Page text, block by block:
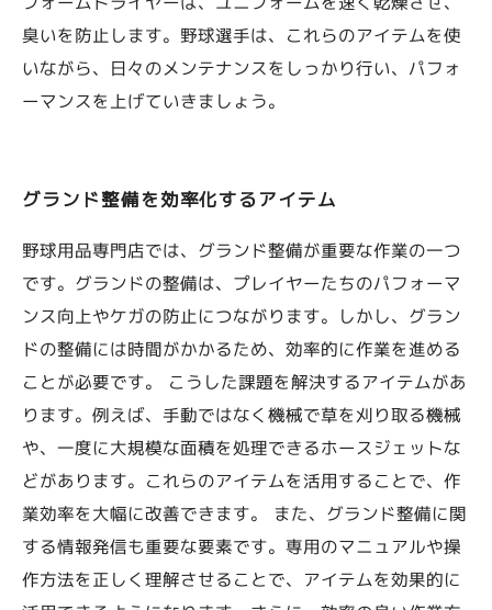
臭いを防止します。野球選手は、これらのアイテムを使
いながら、日々のメンテナンスをしっかり行い、パフォ
ーマンスを上げていきましょう。
グランド整備を効率化するアイテム
野球用品専門店では、グランド整備が重要な作業の一つ
です。グランドの整備は、プレイヤーたちのパフォーマ
ンス向上やケガの防止につながります。しかし、グラン
ドの整備には時間がかかるため、効率的に作業を進める
ことが必要です。 こうした課題を解決するアイテムがあ
ります。例えば、手動ではなく機械で草を刈り取る機械
や、一度に大規模な面積を処理できるホースジェットな
どがあります。これらのアイテムを活用することで、作
業効率を大幅に改善できます。 また、グランド整備に関
する情報発信も重要な要素です。専用のマニュアルや操
作方法を正しく理解させることで、アイテムを効果的に